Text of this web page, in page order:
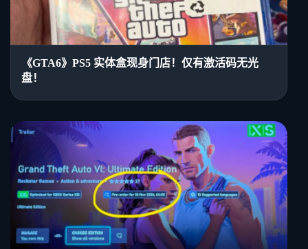
《GTA6》PS5 实体盒现身门店！仅有激活码无光
盘！